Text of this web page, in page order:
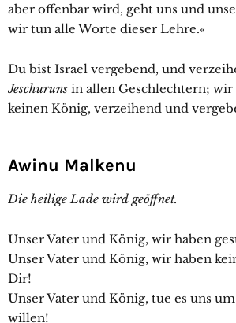
aber offenbar wird, geht uns und
wir tun alle Worte dieser Lehre.«
Du bist Israel vergebend, und
Jeschuruns in allen Geschlechtern; wir
keinen König, verzeihend und
Awinu Malkenu
Die heilige Lade wird geöffnet.
Unser Vater und König, wir haben
Unser Vater und König, wir haben
Dir!
Unser Vater und König, tue es uns
willen!